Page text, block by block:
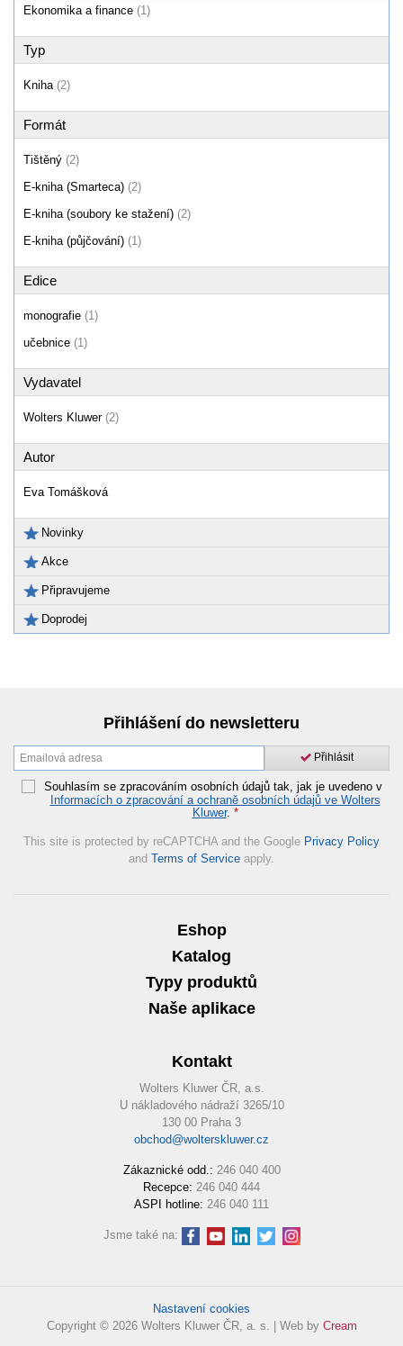
Ekonomika a finance (1)
Typ
Kniha (2)
Formát
Tištěný (2)
E-kniha (Smarteca) (2)
E-kniha (soubory ke stažení) (2)
E-kniha (půjčování) (1)
Edice
monografie (1)
učebnice (1)
Vydavatel
Wolters Kluwer (2)
Autor
Eva Tomášková
Novinky
Akce
Připravujeme
Doprodej
Přihlášení do newsletteru
Přihlásit
Souhlasím se zpracováním osobních údajů tak, jak je uvedeno v
Informacích o zpracování a ochraně osobních údajů ve Wolters
Kluwer. *
This site is protected by reCAPTCHA and the Google Privacy Policy
and Terms of Service apply.
Eshop
Katalog
Typy produktů
Naše aplikace
Kontakt
Wolters Kluwer ČR, a.s.
U nákladového nádraží 3265/10
130 00 Praha 3
obchod@wolterskluwer.cz
Zákaznické odd.: 246 040 400
Recepce: 246 040 444
ASPI hotline: 246 040 111
Jsme také na:
Nastavení cookies
Copyright © 2026 Wolters Kluwer ČR, a. s. | Web by Cream